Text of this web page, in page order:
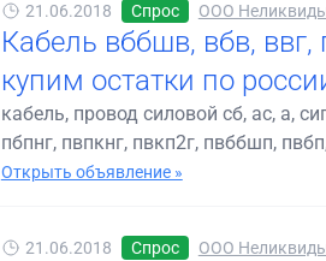
21.06.2018 Спрос ООО
Кабель вббшв, вбв, ввг,
купим остатки по
кабель, провод силовой сб, ас, а,
пбпнг, пвпкнг, пвкп2г, пвббшп,
Открыть объявление »
21.06.2018 Спрос ООО